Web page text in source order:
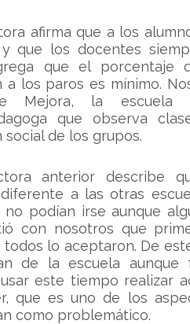
afirma que a los
que los docentes
que el porcentaje
a los paros es mínimo.
Mejora, la escuela
que observa
social de los grupos.
anterior describe
a las otras
no podían irse aunque
con nosotros que
todos lo aceptaron. De
de la escuela
este tiempo realizar
que es uno de los
como problemático.